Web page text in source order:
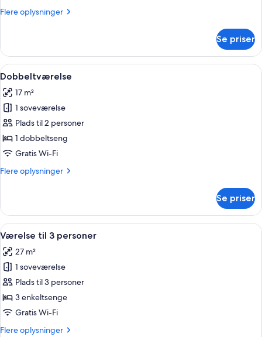
queensize-
Flere oplysninger
Flere
dobbeltværelse
1
seng
Se priser
Indlæs
alle
billeder
af
Dobbeltværelse
Et hotelværelse med en seng, et
7
Dobbeltværelse
17 m²
1 soveværelse
Plads til 2 personer
1 dobbeltseng
Gratis Wi-Fi
Flere oplysninger
Flere
Se priser
Indlæs
alle
billeder
af
Værelse
til
3
Et hotelværelse med et moderne
4
Værelse til 3 personer
27 m²
1 soveværelse
Plads til 3 personer
3 enkeltsenge
Gratis Wi-Fi
Flere oplysninger
Flere